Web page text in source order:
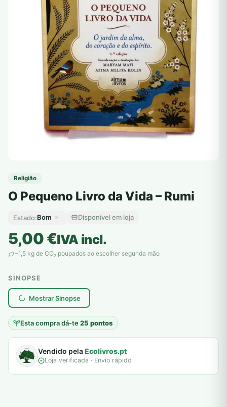
Religião
O Pequeno Livro da Vida – Rumi
Estado:Bom Disponível em loja
5,00€IVA incl.
~1,5 kg de CO2 poupados ao escolher segunda mão
SINOPSE
Mostrar Sinopse
Esta compra dá-te25 pontos
plantar árvores reais
Vendido pelaEcolivros.pt
Loja verificada · Envio rápido